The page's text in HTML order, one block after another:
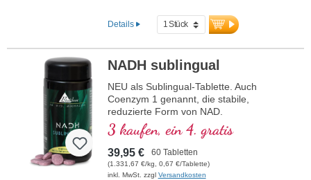
Alpha-Liponsäure in der wertvollen
Sodium-R-Lipoat-Form. Vegan,
und über 20 Jahre Erfahrung garantieren
höchste Qualität. Von Ärzten entwickelt.
mehr Informationen zu
Mitochondrium forte PRO
Details
NADH sublingual
NEU als Sublingual-Tablette. Auch
Coenzym 1 genannt, die stabile,
reduzierte Form von NAD.
• kein Nano-NADH, keine Nano-Partikel!
• Sublingual zur besseren Aufnahme über
die Mundschleimhaut
• Frei von Zusatzstoffen
• Im Violettglas
3 kaufen, ein 4. gratis
39,95 € 60 Tabletten
(1.331,67 €/kg, 0,67 €/Tablette)
inkl. MwSt. zzgl Versandkosten